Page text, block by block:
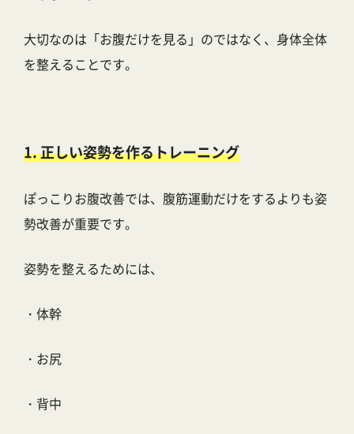
大切なのは「お腹だけを見る」のではなく、身体全体
を整えることです。
1. 正しい姿勢を作るトレーニング
ぽっこりお腹改善では、腹筋運動だけをするよりも姿
勢改善が重要です。
姿勢を整えるためには、
・体幹
・お尻
・背中